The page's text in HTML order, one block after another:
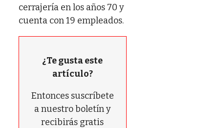
cerrajería en los años 70 y
cuenta con 19 empleados.
¿Te gusta este
artículo?
Entonces suscríbete
a nuestro boletín y
recibirás gratis